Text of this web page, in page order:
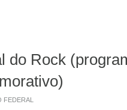
do Rock
FEDERAL